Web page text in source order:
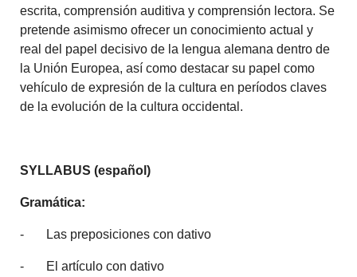
escrita, comprensión auditiva y comprensión lectora. Se
pretende asimismo ofrecer un conocimiento actual y
real del papel decisivo de la lengua alemana dentro de
la Unión Europea, así como destacar su papel como
vehículo de expresión de la cultura en períodos claves
de la evolución de la cultura occidental.
SYLLABUS (español)
Gramática:
- Las preposiciones con dativo
- El artículo con dativo